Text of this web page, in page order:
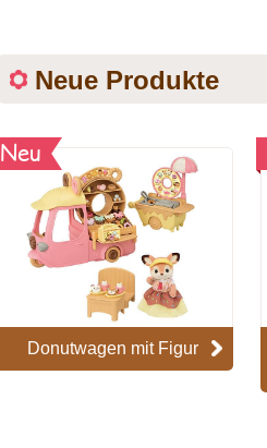
Neue Produkte
Neu
Donutwagen mit Figur